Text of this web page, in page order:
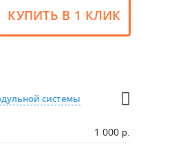
КУПИТЬ В 1 КЛИК
системы
1 000 р.